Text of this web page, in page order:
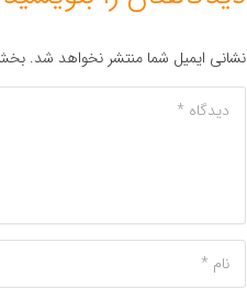
نشانی ایمیل شما منتشر نخواهد شد.